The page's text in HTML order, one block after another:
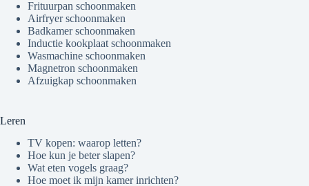
Frituurpan schoonmaken
Airfryer schoonmaken
Badkamer schoonmaken
Inductie kookplaat schoonmaken
Wasmachine schoonmaken
Magnetron schoonmaken
Afzuigkap schoonmaken
Leren
TV kopen: waarop letten?
Hoe kun je beter slapen?
Wat eten vogels graag?
Hoe moet ik mijn kamer inrichten?